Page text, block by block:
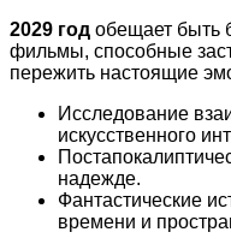
2029 год обещает быть
фильмы, способные
пережить настоящие
Исследование
искусственного
надежде.
Фантастические
времени и